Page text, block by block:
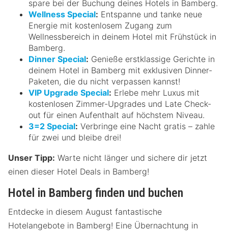
spare bei der Buchung deines Hotels in Bamberg.
Wellness Special: Entspanne und tanke neue
Energie mit kostenlosem Zugang zum
Wellnessbereich in deinem Hotel mit Frühstück in
Bamberg.
Dinner Special: Genieße erstklassige Gerichte in
deinem Hotel in Bamberg mit exklusiven Dinner-
Paketen, die du nicht verpassen kannst!
VIP Upgrade Special: Erlebe mehr Luxus mit
kostenlosen Zimmer-Upgrades und Late Check-
out für einen Aufenthalt auf höchstem Niveau.
3=2 Special: Verbringe eine Nacht gratis – zahle
für zwei und bleibe drei!
Unser Tipp: Warte nicht länger und sichere dir jetzt
einen dieser Hotel Deals in Bamberg!
Hotel in Bamberg finden und buchen
Entdecke in diesem August fantastische
Hotelangebote in Bamberg! Eine Übernachtung in